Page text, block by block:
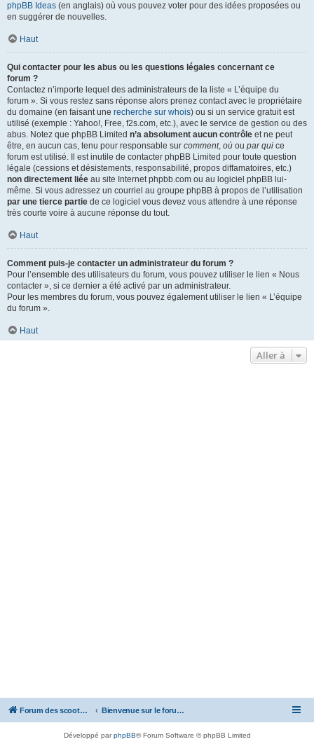
phpBB Ideas (en anglais) où vous pouvez voter pour des idées proposées ou
en suggérer de nouvelles.
Haut
Qui contacter pour les abus ou les questions légales concernant ce
forum ?
Contactez n’importe lequel des administrateurs de la liste « L’équipe du
forum ». Si vous restez sans réponse alors prenez contact avec le propriétaire
du domaine (en faisant une recherche sur whois) ou si un service gratuit est
utilisé (exemple : Yahoo!, Free, f2s.com, etc.), avec le service de gestion ou des
abus. Notez que phpBB Limited n’a absolument aucun contrôle et ne peut
être, en aucun cas, tenu pour responsable sur comment, où ou par qui ce
forum est utilisé. Il est inutile de contacter phpBB Limited pour toute question
légale (cessions et désistements, responsabilité, propos diffamatoires, etc.)
non directement liée au site Internet phpbb.com ou au logiciel phpBB lui-
même. Si vous adressez un courriel au groupe phpBB à propos de l’utilisation
par une tierce partie de ce logiciel vous devez vous attendre à une réponse
très courte voire à aucune réponse du tout.
Haut
Comment puis-je contacter un administrateur du forum ?
Pour l’ensemble des utilisateurs du forum, vous pouvez utiliser le lien « Nous
contacter », si ce dernier a été activé par un administrateur.
Pour les membres du forum, vous pouvez également utiliser le lien « L’équipe
du forum ».
Haut
Aller à
Forum des scooters SYM - GTS -MAXSYM - CRUISYM - JOYMAX - Maxsym TL Bienvenue sur le forum des scooters de la gamme SYM
Développé parphpBB® Forum Software © phpBB Limited